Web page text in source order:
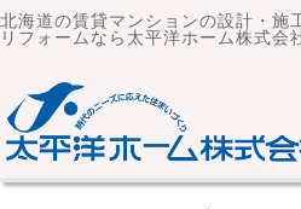
北海道の賃貸マンションの設計・施
リフォームなら太平洋ホーム株式会